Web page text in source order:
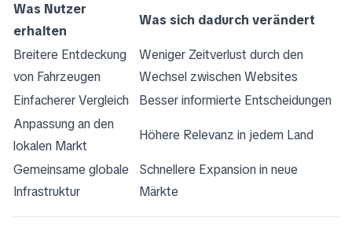
Was Nutzer
erhalten
Was sich dadurch verändert
Breitere Entdeckung
von Fahrzeugen
Weniger Zeitverlust durch den
Wechsel zwischen Websites
Einfacherer Vergleich
Besser informierte Entscheidungen
Anpassung an den
lokalen Markt
Höhere Relevanz in jedem Land
Gemeinsame globale
Infrastruktur
Schnellere Expansion in neue
Märkte